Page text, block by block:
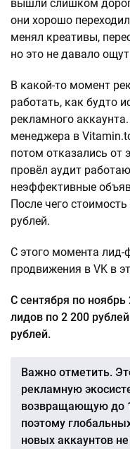
вышли слишком
они хорошо
менял креативы,
но это не давало
В какой-то момент
работать, как будто
рекламного
менеджера в
потом отказались от
провёл аудит
неэффективные
После чего
рублей.
С этого момента
продвижения в VK в
С сентября по ноябрь
лидов по 2 200
рублей.
Важно отметить.
рекламную
возвращающую до
поэтому
новых аккаунтов